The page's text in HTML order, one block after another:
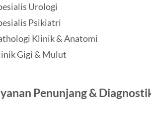
Urologi
Psikiatri
Klinik & Anatomi
Gigi & Mulut
Penunjang &